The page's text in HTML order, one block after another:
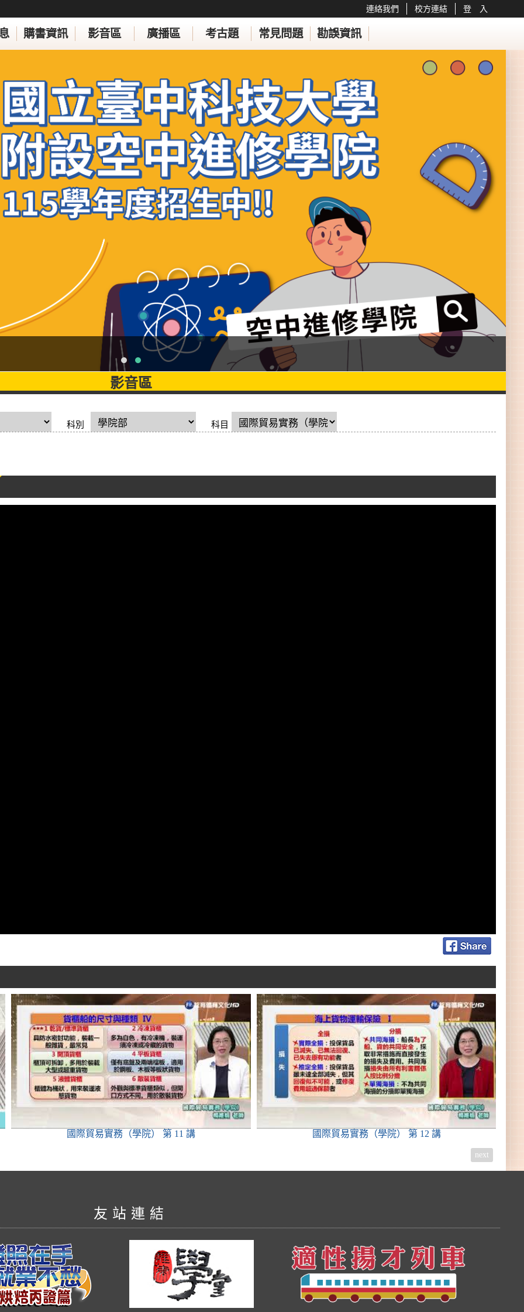
購書資訊 影音區 廣播區 考古題 常見問題 勘誤資訊
連絡我們 校方連結 登 入
影音區
科別 科目
國際貿易實務（學院） 第 11 講 國際貿易實務（學院） 第 12 講
next
友站連結